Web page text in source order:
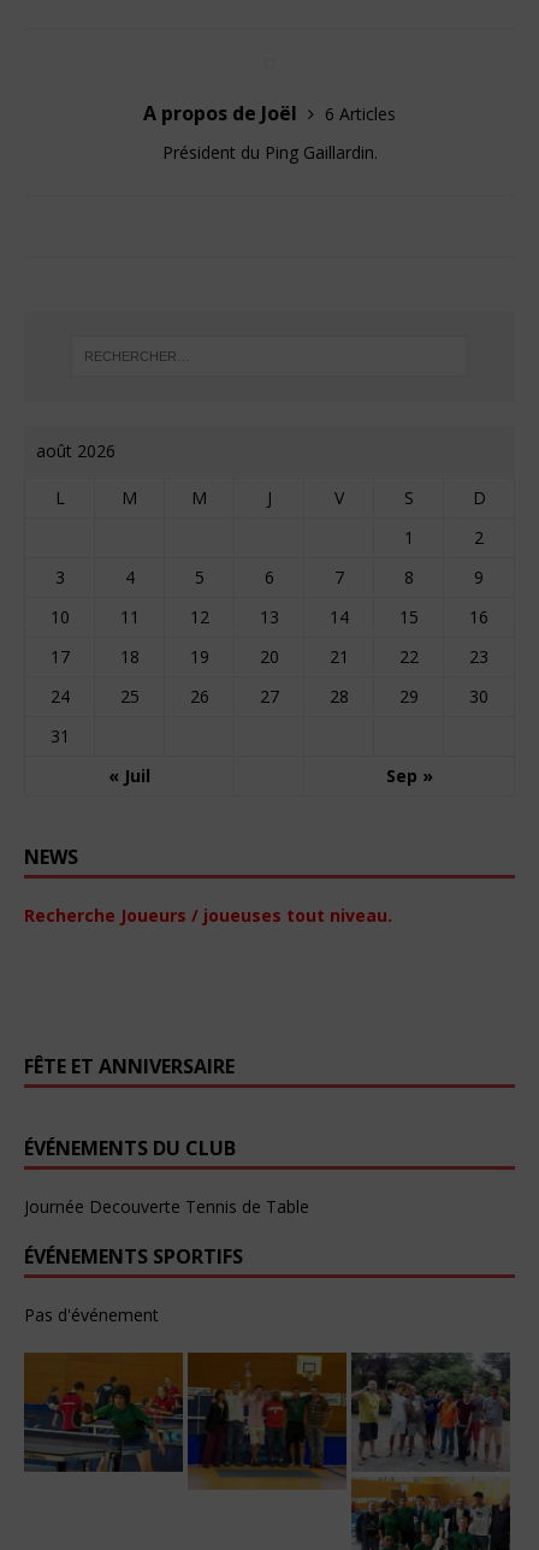
A propos de Joël
6 Articles
Président du Ping Gaillardin.
août 2026
L M M J V S
D
1
2
3
4 5 6 7 8
9
10
11 12 13 14 15
16
17
18 19 20 21 22
23
24
25 26 27 28 29
30
31
« Juil
Sep »
NEWS
Recherche Joueurs / joueuses tout niveau.
FÊTE ET ANNIVERSAIRE
ÉVÉNEMENTS DU CLUB
Journée Decouverte Tennis de Table
ÉVÉNEMENTS SPORTIFS
Pas d'événement